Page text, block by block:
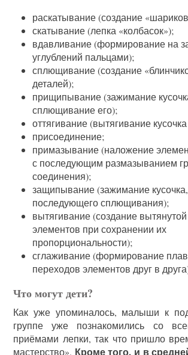
раскатывание (создание
скатывание (лепка «колбасок»);
вдавливание (формирование на
углублений пальцами);
сплющивание (создание
деталей);
прищипывание (зажимание
сплющивание его);
оттягивание (вытягивание кусочка
присоединение;
примазывание (наложение
с последующим размазыванием
соединения);
защипывание (зажимание
последующего сплющивания);
вытягивание (создание
элементов при сохранении их
пропорциональности);
сглаживание (формирование
переходов элементов друг в
Что могут дети?
Как уже упоминалось, малыши к
группе уже познакомились со
приёмами лепки, так что пришло
мастерство». Кроме того, и в